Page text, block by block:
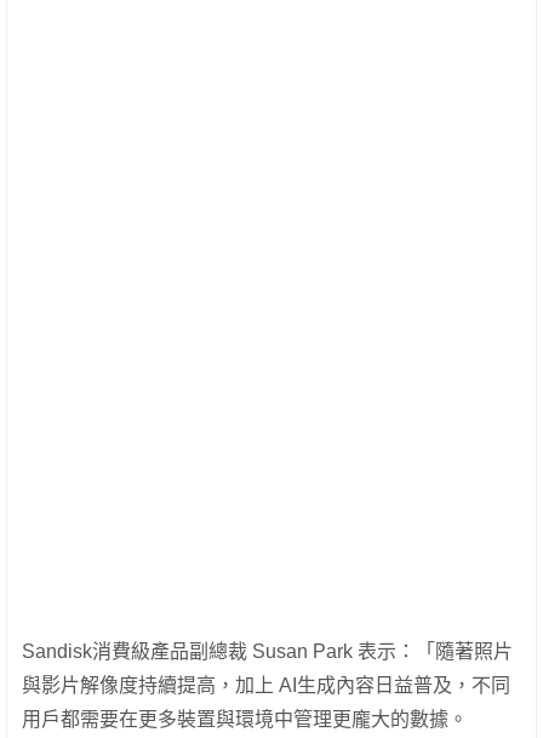
Sandisk消費級產品副總裁 Susan Park 表示：「隨著照片
與影片解像度持續提高，加上 AI生成內容日益普及，不同
用戶都需要在更多裝置與環境中管理更龐大的數據。